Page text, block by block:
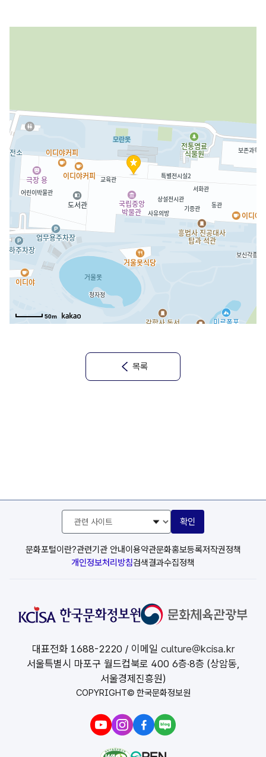
50m
목록
문화포털이란?관련기관 안내이용약관문화홍보등록저작권정책
개인정보처리방침검색결과수집정책
관
사
이
트
확인
대표전화 1688-2220 / 이메일 culture@kcisa.kr
서울특별시 마포구 월드컵북로 400 6층·8층 (상암동,
서울경제진흥원)
COPYRIGHT© 한국문화정보원